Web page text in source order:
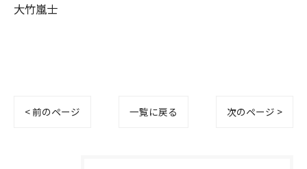
大竹嵐士
< 前のページ 一覧に戻る 次のページ >